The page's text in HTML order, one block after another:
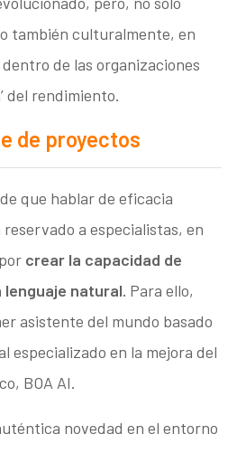
también culturalmente, en
de las organizaciones
del rendimiento.
de proyectos
que hablar de eficacia
a especialistas, en
crear la capacidad de
natural. Para ello,
asistente del mundo basado
especializado en la mejora del
BOA AI.
novedad en el entorno